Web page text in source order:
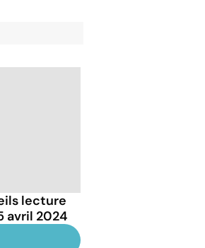
lecture
avril 2024